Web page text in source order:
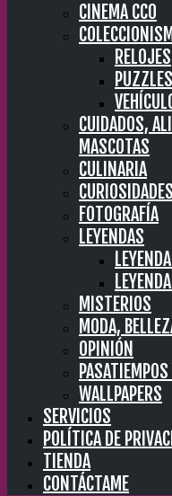
CINEMA CC0
RELOJES
PUZZLES
CUIDADOS,
MASCOTAS
CULINARIA
CURIOSIDADES
FOTOGRAFÍA
LEYENDAS
MISTERIOS
MODA,
OPINIÓN
WALLPAPERS
SERVICIOS
POLÍTICA DE
TIENDA
CONTÁCTAME